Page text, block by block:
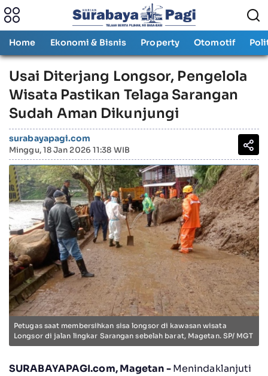
Home Ekonomi & Bisnis Property Otomotif
Usai Diterjang Longsor, Pengelola
Wisata Pastikan Telaga Sarangan
Sudah Aman Dikunjungi
surabayapagi.com
Minggu, 18 Jan 2026 11:38 WIB
Petugas saat membersihkan sisa longsor di kawasan wisata
Longsor di jalan lingkar Sarangan sebelah barat, Magetan. SP/ MGT
SURABAYAPAGI.com, Magetan -Menindaklanjuti